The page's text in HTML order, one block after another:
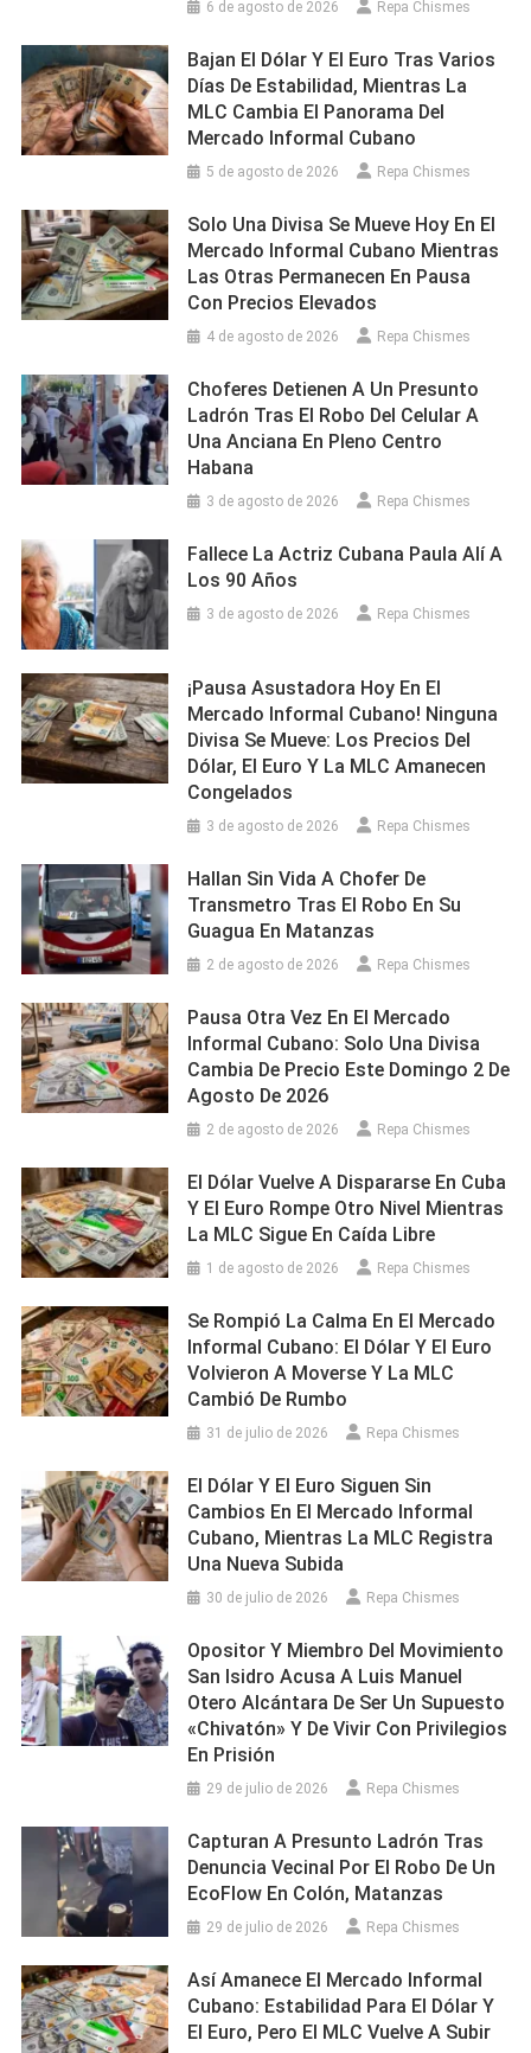
6 de agosto de 2026 Repa Chismes
Bajan El Dólar Y El Euro Tras Varios
Días De Estabilidad, Mientras La
MLC Cambia El Panorama Del
Mercado Informal Cubano
5 de agosto de 2026 Repa Chismes
Solo Una Divisa Se Mueve Hoy En El
Mercado Informal Cubano Mientras
Las Otras Permanecen En Pausa
Con Precios Elevados
4 de agosto de 2026 Repa Chismes
Choferes Detienen A Un Presunto
Ladrón Tras El Robo Del Celular A
Una Anciana En Pleno Centro
Habana
3 de agosto de 2026 Repa Chismes
Fallece La Actriz Cubana Paula Alí A
Los 90 Años
3 de agosto de 2026 Repa Chismes
¡Pausa Asustadora Hoy En El
Mercado Informal Cubano! Ninguna
Divisa Se Mueve: Los Precios Del
Dólar, El Euro Y La MLC Amanecen
Congelados
3 de agosto de 2026 Repa Chismes
Hallan Sin Vida A Chofer De
Transmetro Tras El Robo En Su
Guagua En Matanzas
2 de agosto de 2026 Repa Chismes
Pausa Otra Vez En El Mercado
Informal Cubano: Solo Una Divisa
Cambia De Precio Este Domingo 2 De
Agosto De 2026
2 de agosto de 2026 Repa Chismes
El Dólar Vuelve A Dispararse En Cuba
Y El Euro Rompe Otro Nivel Mientras
La MLC Sigue En Caída Libre
1 de agosto de 2026 Repa Chismes
Se Rompió La Calma En El Mercado
Informal Cubano: El Dólar Y El Euro
Volvieron A Moverse Y La MLC
Cambió De Rumbo
31 de julio de 2026 Repa Chismes
El Dólar Y El Euro Siguen Sin
Cambios En El Mercado Informal
Cubano, Mientras La MLC Registra
Una Nueva Subida
30 de julio de 2026 Repa Chismes
Opositor Y Miembro Del Movimiento
San Isidro Acusa A Luis Manuel
Otero Alcántara De Ser Un Supuesto
«chivatón» Y De Vivir Con Privilegios
En Prisión
29 de julio de 2026 Repa Chismes
Capturan A Presunto Ladrón Tras
Denuncia Vecinal Por El Robo De Un
EcoFlow En Colón, Matanzas
29 de julio de 2026 Repa Chismes
Así Amanece El Mercado Informal
Cubano: Estabilidad Para El Dólar Y
El Euro, Pero El MLC Vuelve A Subir